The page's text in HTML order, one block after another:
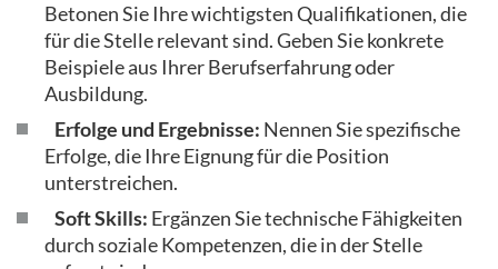
Betonen Sie Ihre wichtigsten Qualifikationen, die
für die Stelle relevant sind. Geben Sie konkrete
Beispiele aus Ihrer Berufserfahrung oder
Ausbildung.
Erfolge und Ergebnisse: Nennen Sie spezifische
Erfolge, die Ihre Eignung für die Position
unterstreichen.
Soft Skills: Ergänzen Sie technische Fähigkeiten
durch soziale Kompetenzen, die in der Stelle